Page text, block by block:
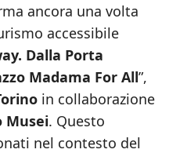
ancora una volta
accessibile
Dalla Porta
Madama For All”,
in collaborazione
Musei. Questo
nel contesto del